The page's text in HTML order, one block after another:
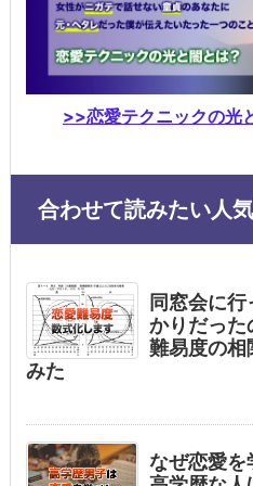
>>恋愛テクニックの光
合わせて読みたい人
同窓会に
かりだった
難易度の相
みた
なぜ恋愛を